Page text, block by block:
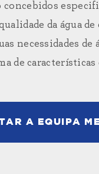
da água
necessidades
de
A EQUIPA